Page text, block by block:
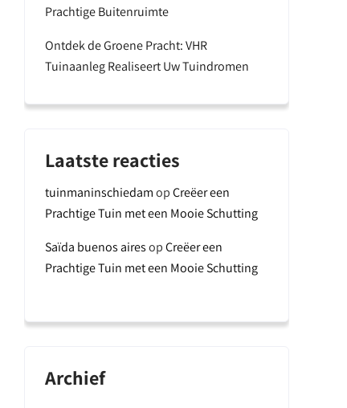
Prachtige Buitenruimte
Ontdek de Groene Pracht: VHR
Tuinaanleg Realiseert Uw Tuindromen
Laatste reacties
tuinmaninschiedamopCreëer een
Prachtige Tuin met een Mooie Schutting
Saïda buenos airesopCreëer een
Prachtige Tuin met een Mooie Schutting
Archief